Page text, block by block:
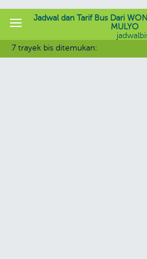
Jadwal dan Tarif Bus Dari
MULYO
7 trayek bis ditemukan: